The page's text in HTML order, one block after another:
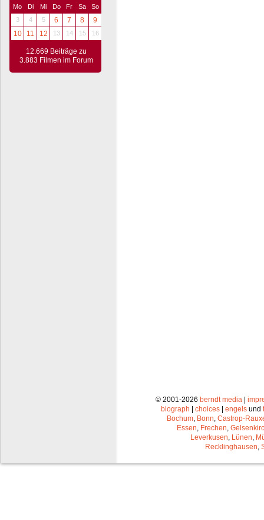
Mo Di Mi Do Fr Sa
So
3
4 5 6 7 8
9
10
11 12 13 14 15 16
12.669 Beiträge zu
3.883 Filmen im Forum
© 2001-2026 berndt media |
biograph | choices | engels und
Bochum Bonn Castrop-
Essen Frechen
Leverkusen Lünen
Recklinghausen